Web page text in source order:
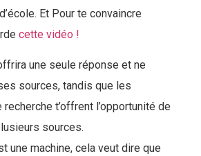
Et Pour te convaincre
cette vidéo !
une seule réponse et ne
sources, tandis que les
t’offrent l’opportunité de
sources.
une machine, cela veut dire que